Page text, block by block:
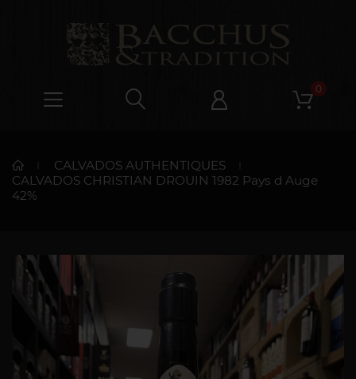
0
CALVADOS AUTHENTIQUES
CALVADOS CHRISTIAN DROUIN 1982 Pays d Auge
42%